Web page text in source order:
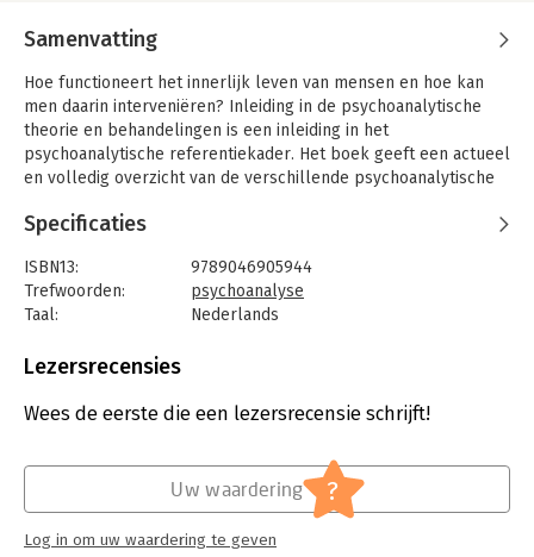
Samenvatting
Hoe functioneert het innerlijk leven van mensen en hoe kan
men daarin interveniëren? Inleiding in de psychoanalytische
theorie en behandelingen is een inleiding in het
psychoanalytische referentiekader. Het boek geeft een actueel
en volledig overzicht van de verschillende psychoanalytische
In het boek staat de ontwikkeling van het innerlijk in
procesmatige zin centraal. De auteur behandelt de theorie van
de klassieke neurose en de meer structurele pathologie, en hij
besteedt ruim aandacht aan de intake en indicatiestelling.
therapeutische interventiemethodieken aan de orde, van
aandacht voor de interactionele invalshoek en de moderne
vermogen komt aan bod: hoe kan het epistemisch vertrouwen
Deze derde herziene druk is volledig geactualiseerd. In
vergelijking met de vorige druk is er meer plaats ingeruimd
Specificaties
ISBN13:
9789046905944
Trefwoorden:
psychoanalyse
Taal:
Nederlands
Aantal pagina's:
Druk:
3
Psychologie
Lezersrecensies
Wees de eerste die een lezersrecensie schrijft!
Uw waardering ?
Log in om uw waardering te geven